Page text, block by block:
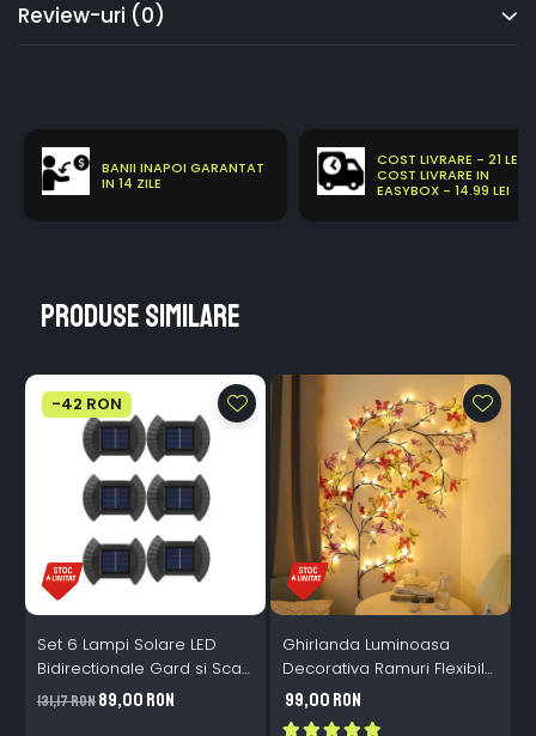
Review-uri (0)
BANII INAPOI GARANTAT
IN 14 ZILE
COST LIVRARE - 21 LEI
COST LIVRARE IN
EASYBOX - 14.99 LEI
Produse similare
-42 RON
Set 6 Lampi Solare LED
Bidirectionale Gard si Scari
- 200mAh, IP65, Alb Cald,
Senzor Automat
131,17 RON89,00 RON
Ghirlanda Luminoasa
Decorativa Ramuri Flexibile
1.6m 72 LED USB
Telecomanda
99,00 RON